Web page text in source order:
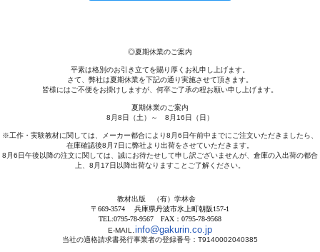
◎夏期休業のご案内
平素は格別のお引き立てを賜り厚くお礼申し上げます。
さて、弊社は夏期休業を下記の通り実施させて頂きます。
皆様にはご不便をお掛けしますが、何卒ご了承の程お願い申し上げます。
夏期休業のご案内
8月8日（土）～ 8月16日（日）
※工作・実験教材に関しては、メーカー都合により8月6日午前中までにご注文いただきましたら、
在庫確認後8月7日に弊社より出荷をさせていただきます。
8月6日午後以降の注文に関しては、誠にお待たせして申し訳ございませんが、倉庫の入出荷の都合
上、8月17日以降出荷なりますことご了解ください。
教材出版 （有）学林舎
〒669-3574 兵庫県丹波市氷上町朝阪157-1
TEL:0795-78-9567 FAX：0795-78-9568
E-MAIL
info@gakurin.co.jp
当社の適格請求書発行事業者の登録番号：T9140002040385